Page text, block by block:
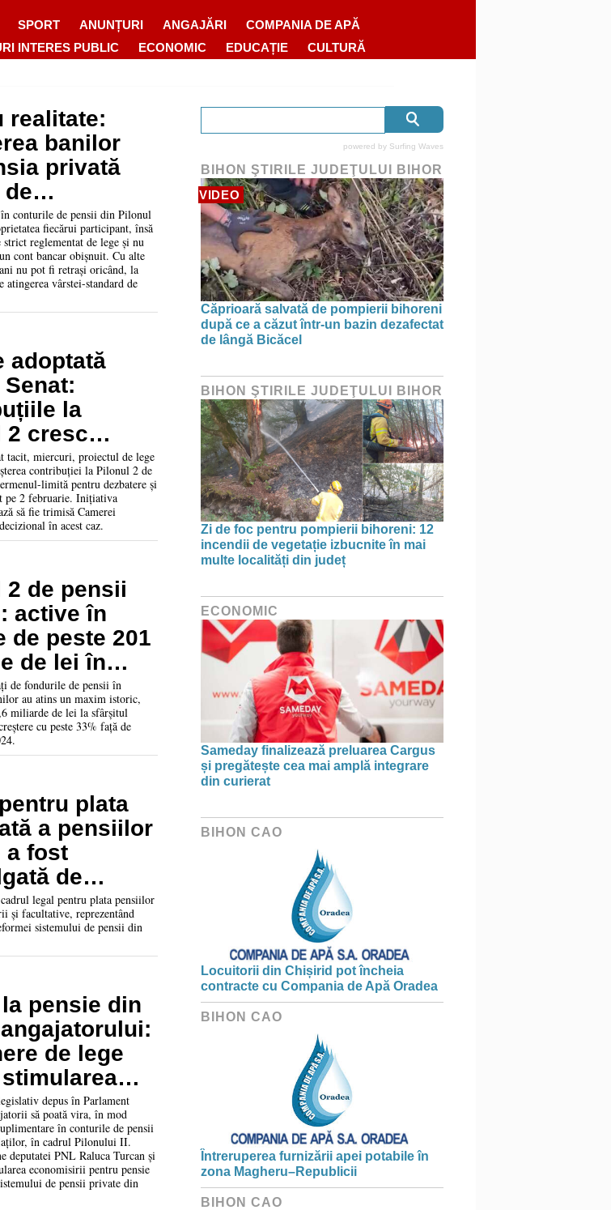
SPORT ANUNȚURI ANGAJĂRI
COMPANIA DE APĂ
INTERES PUBLIC ECONOMIC EDUCAȚIE CULTURĂ
realitate:
banilor
privată
conturile de pensii din Pilonul
fiecărui participant, însă
strict reglementat de lege și nu
cont bancar obișnuit. Cu alte
nu pot fi retrași oricând, la
atingerea vârstei-standard de
adoptată
la
2 cresc
până în 2027
tacit, miercuri, proiectul de lege
contribuției la Pilonul 2 de
limită pentru dezbatere și
pe 2 februarie. Inițiativa
să fie trimisă Camerei
în acest caz.
2 de pensii
active în
de peste 201
de lei în
de fondurile de pensii în
au atins un maxim istoric,
miliarde de lei la sfârșitul
cu peste 33% față de
plata
a pensiilor
a fost
de
Dan
legal pentru plata pensiilor
și facultative, reprezentând
sistemului de pensii din
pensie din
de lege
IIdepus în Parlament
să poată vira, în mod
în conturile de pensii
în cadrul Pilonului II.
deputatei PNL Raluca Turcan și
economisirii pentru pensie
de pensii private din
powered by Surfing Waves
BIHON ŞTIRILE JUDEŢULUI BIHOR
VIDEO
Căprioară salvată de pompierii bihoreni
după ce a căzut într-un bazin dezafectat
de lângă Bicăcel
BIHON ŞTIRILE JUDEŢULUI BIHOR
Zi de foc pentru pompierii bihoreni: 12
incendii de vegetație izbucnite în mai
multe localități din județ
ECONOMIC
Sameday finalizează preluarea Cargus
și pregătește cea mai amplă integrare
din curierat
BIHON CAO
Locuitorii din Chișirid pot încheia
contracte cu Compania de Apă Oradea
BIHON CAO
Întreruperea furnizării apei potabile în
zona Magheru–Republicii
BIHON CAO